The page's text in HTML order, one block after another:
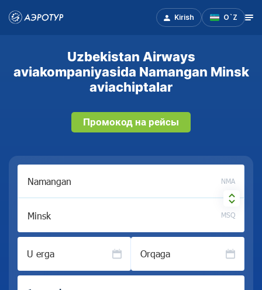
Kirish O`Z
Uzbekistan Airways
aviakompaniyasida Namangan Minsk
aviachiptalar
Промокод на рейсы
NMA
MSQ
U erga Orqaga